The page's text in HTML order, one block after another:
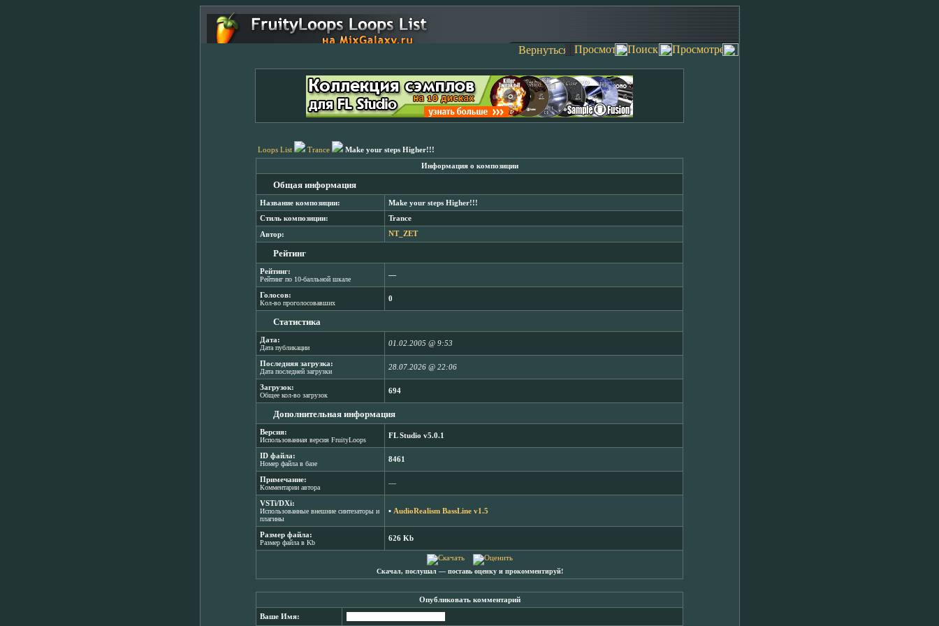
Loops List Trance Make your steps Higher!!!
Информация о композиции
Общая информация
Название композиции: Make your steps Higher!!!
Стиль композиции: Trance
Автор: NT_ZET
Рейтинг
Рейтинг:
Рейтинг по 10-балльной шкале
―
Голосов:
Кол-во проголосовавших
0
Статистика
Дата:
Дата публикации
01.02.2005 @ 9:53
Последняя загрузка:
Дата последней загрузки
28.07.2026 @ 22:06
Загрузок:
Общее кол-во загрузок
694
Дополнительная информация
Версия:
Использованная версия FruityLoops
FL Studio v5.0.1
ID файла:
Номер файла в базе
8461
Примечание:
Комментарии автора
―
VSTi/DXi:
Использованные внешние синтезаторы и
плагины
▪ AudioRealism BassLine v1.5
Размер файла:
Размер файла в Kb
626 Kb
Скачал, послушал ― поставь оценку и прокомментируй!
Опубликовать комментарий
Ваше Имя: